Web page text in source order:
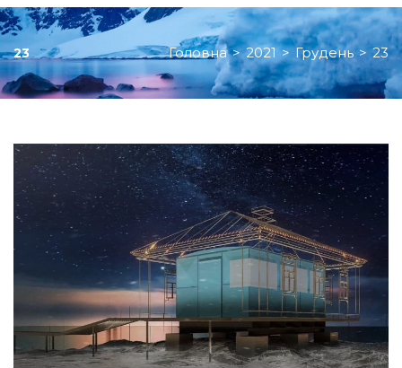
23 Головна > 2021 > Грудень > 23
День:
23.12.2021